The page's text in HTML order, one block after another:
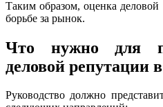
Таким образом, оценка
борьбе за рынок.
Что нужно для
деловой репутации
Руководство должно